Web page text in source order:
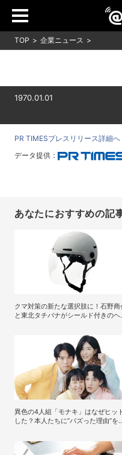
TOP 企業ニュース
1970.01.01
PR TIMESプレスリリース詳細へ
データ提供：
あなたにおすすめの記
クマ対策の新たな選択肢に！石野商
と東北タチバナがシールド付きのヘ
異色の4人組「モナキ」はなぜヒッ
した？本人たちに”バズった理由”を